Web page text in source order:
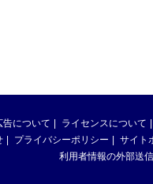
告について ライセンスについて
プライバシーポリシー サイト
利用者情報の外部送